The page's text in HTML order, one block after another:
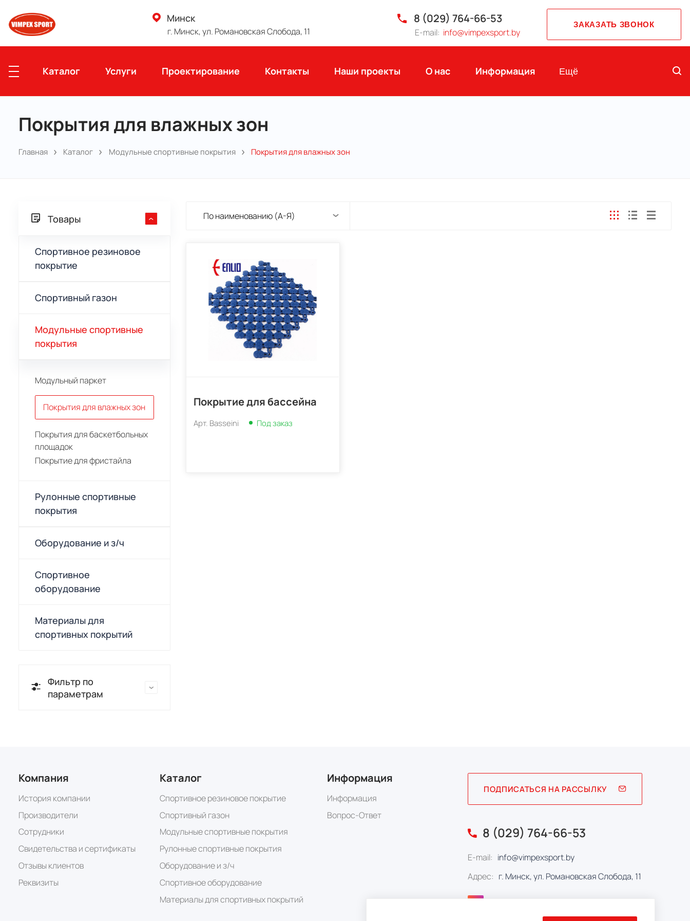
Минск
г. Минск, ул. Романовская Слобода, 11
8 (029) 764-66-53
E-mail: info@vimpexsport.by
ЗАКАЗАТЬ ЗВОНОК
Каталог Услуги Проектирование Контакты Наши проекты О нас Информация Ещё
Покрытия для влажных зон
Главная Каталог Модульные спортивные покрытия Покрытия для влажных зон
Товары
Спортивное резиновое
покрытие
Спортивный газон
Модульные спортивные
покрытия
Модульный паркет
Покрытия для влажных зон
Покрытия для баскетбольных
площадок
Покрытие для фристайла
Рулонные спортивные
покрытия
Оборудование и з/ч
Спортивное
оборудование
Материалы для
спортивных покрытий
Фильтр по
параметрам
По наименованию (А-Я)
Покрытие для бассейна
Арт. Basseini Под заказ
Компания
История компании
Производители
Сотрудники
Свидетельства и сертификаты
Отзывы клиентов
Реквизиты
Каталог
Спортивное резиновое покрытие
Спортивный газон
Модульные спортивные покрытия
Рулонные спортивные покрытия
Оборудование и з/ч
Спортивное оборудование
Материалы для спортивных покрытий
Информация
Информация
Вопрос-Ответ
ПОДПИСАТЬСЯ НА РАССЫЛКУ
8 (029) 764-66-53
E-mail: info@vimpexsport.by
Адрес: г. Минск, ул. Романовская Слобода, 11